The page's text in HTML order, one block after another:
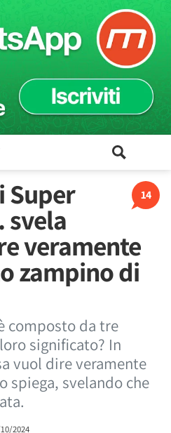
14
Super
svela
veramente
zampino di
composto da tre
significato? In
vuol dire veramente
spiega, svelando che
2024